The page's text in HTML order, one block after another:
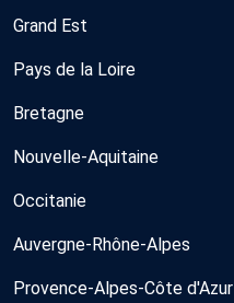
Grand Est
Pays de la Loire
Bretagne
Nouvelle-Aquitaine
Occitanie
Auvergne-Rhône-Alpes
Provence-Alpes-Côte d'Azur